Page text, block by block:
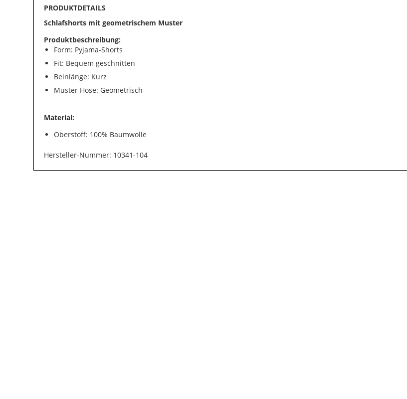
PRODUKTDETAILS
Schlafshorts mit geometrischem Muster
Produktbeschreibung:
Form: Pyjama-Shorts
Fit: Bequem geschnitten
Beinlänge: Kurz
Muster Hose: Geometrisch
Material:
Oberstoff: 100% Baumwolle
Hersteller-Nummer: 10341-104